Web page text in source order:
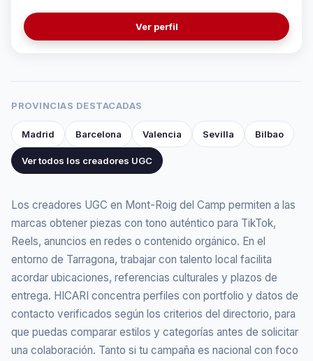
Ver perfil
PROVINCIAS DESTACADAS
Madrid Barcelona Valencia Sevilla Bilbao
Ver todos los creadores UGC
Los creadores UGC en Mont-Roig del Camp permiten a las
marcas obtener piezas con tono auténtico para TikTok,
Reels, anuncios en redes o contenido orgánico. En el
entorno de Tarragona, trabajar con talento local facilita
acordar ubicaciones, referencias culturales y plazos de
entrega. HICARI concentra perfiles con portfolio y datos de
contacto verificados según los criterios del directorio, para
que puedas comparar estilos y categorías antes de solicitar
una colaboración. Tanto si tu campaña es nacional con foco